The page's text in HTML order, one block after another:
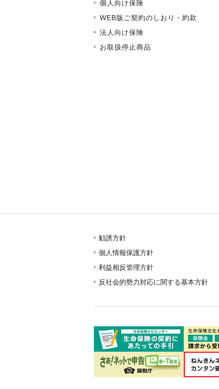
個人向け保険
WEB版ご契約のしおり・約款
法人向け保険
お取扱停止商品
勧誘方針
個人情報保護方針
利益相反管理方針
反社会的勢力対応に関する基本方針